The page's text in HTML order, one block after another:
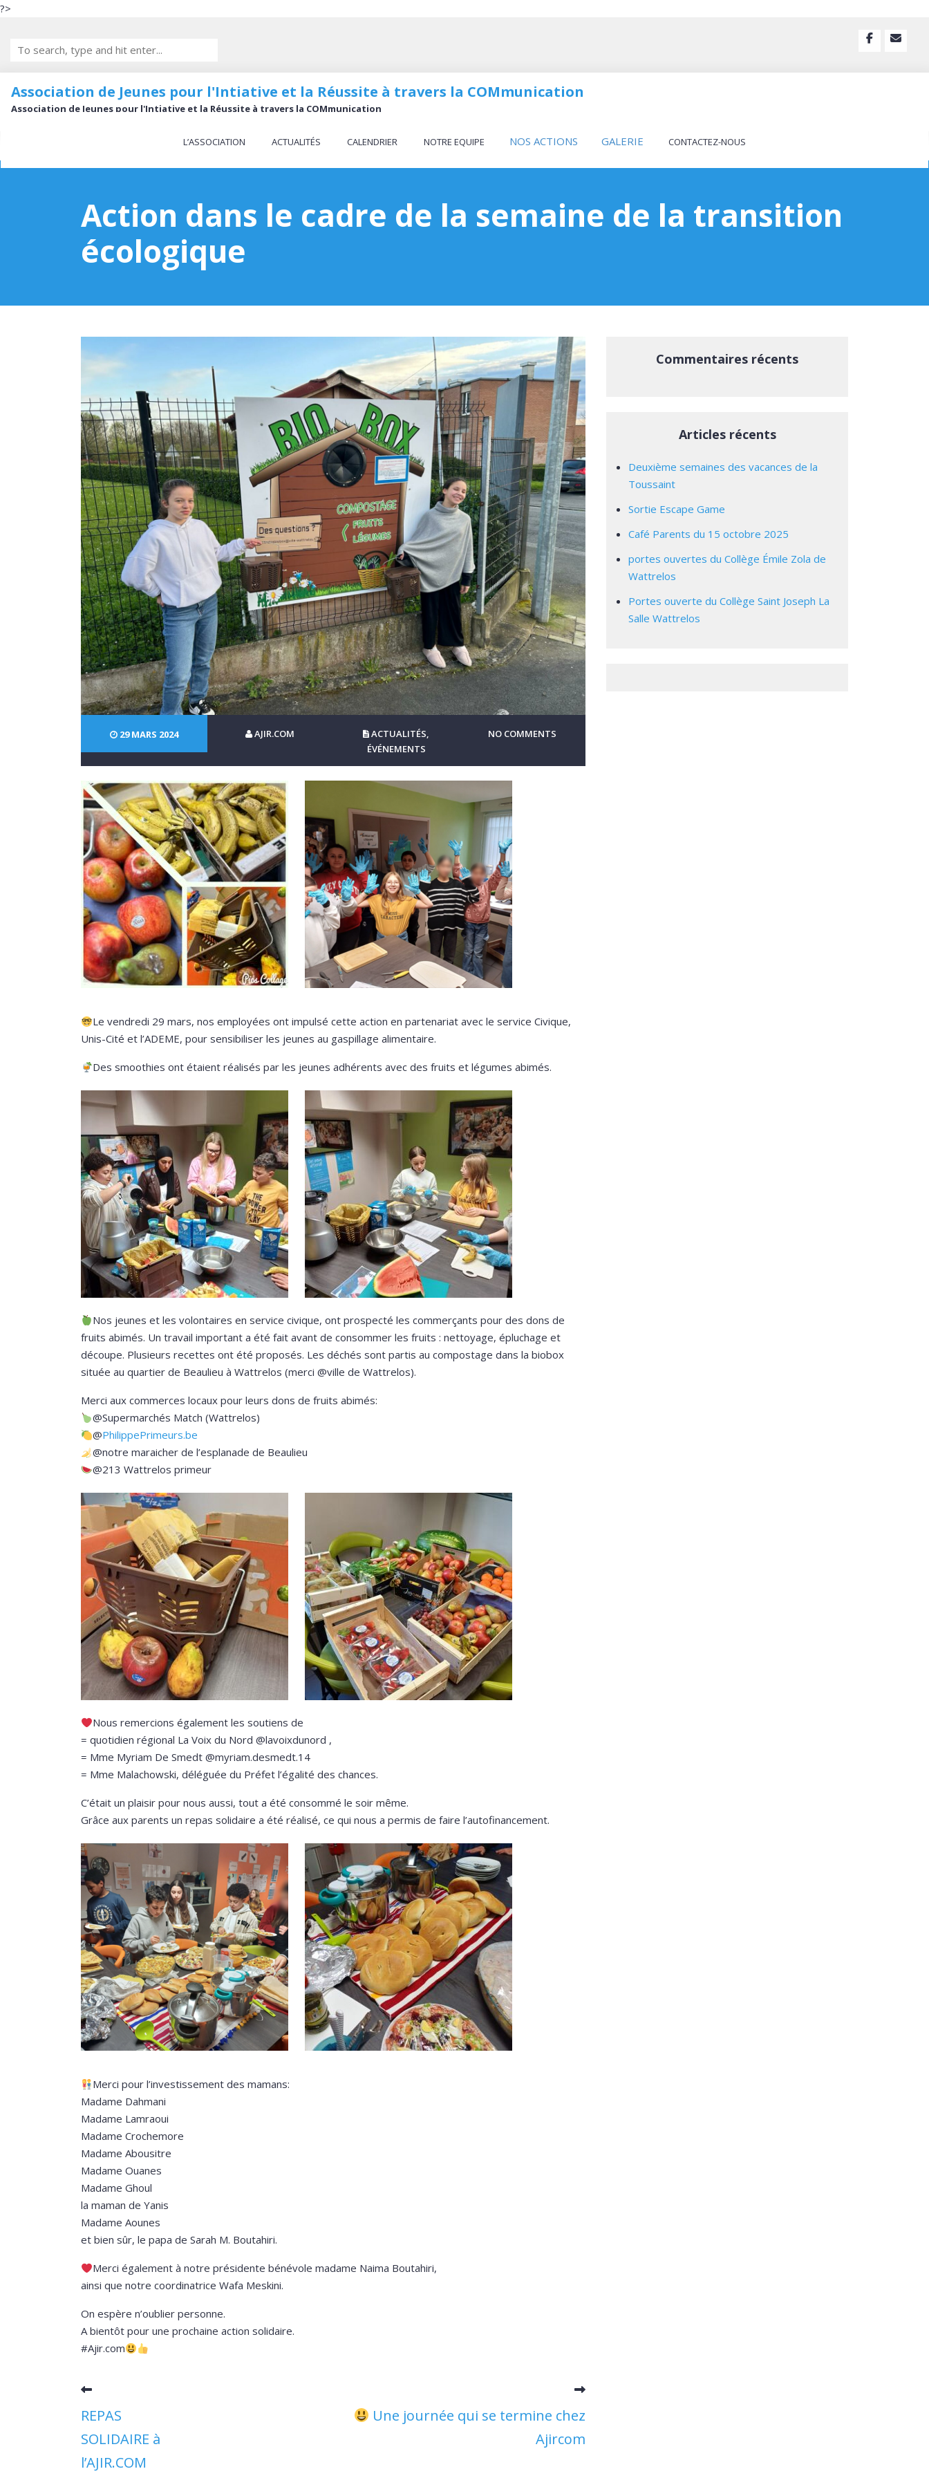
?>
Association de Jeunes pour l'Intiative et la Réussite à travers la COMmunication
Association de Jeunes pour l'Intiative et la Réussite à travers la COMmunication
L’ASSOCIATION ACTUALITÉS CALENDRIER NOTRE EQUIPE NOS ACTIONS GALERIE CONTACTEZ-NOUS
Action dans le cadre de la semaine de la transition
écologique
29 MARS 2024 AJIR.COM ACTUALITÉS,
ÉVÉNEMENTS
NO COMMENTS
Le vendredi 29 mars, nos employées ont impulsé cette action en partenariat avec le service Civique,
Unis-Cité et l’ADEME, pour sensibiliser les jeunes au gaspillage alimentaire.
Des smoothies ont étaient réalisés par les jeunes adhérents avec des fruits et légumes abimés.
Nos jeunes et les volontaires en service civique, ont prospecté les commerçants pour des dons de
fruits abimés. Un travail important a été fait avant de consommer les fruits : nettoyage, épluchage et
découpe. Plusieurs recettes ont été proposés. Les déchés sont partis au compostage dans la biobox
située au quartier de Beaulieu à Wattrelos (merci @ville de Wattrelos).
Merci aux commerces locaux pour leurs dons de fruits abimés:
@Supermarchés Match (Wattrelos)
@PhilippePrimeurs.be
@notre maraicher de l’esplanade de Beaulieu
@213 Wattrelos primeur
Nous remercions également les soutiens de
= quotidien régional La Voix du Nord @lavoixdunord ,
= Mme Myriam De Smedt @myriam.desmedt.14
= Mme Malachowski, déléguée du Préfet l’égalité des chances.
C’était un plaisir pour nous aussi, tout a été consommé le soir même.
Grâce aux parents un repas solidaire a été réalisé, ce qui nous a permis de faire l’autofinancement.
Merci pour l’investissement des mamans:
Madame Dahmani
Madame Lamraoui
Madame Crochemore
Madame Abousitre
Madame Ouanes
Madame Ghoul
la maman de Yanis
Madame Aounes
et bien sûr, le papa de Sarah M. Boutahiri.
Merci également à notre présidente bénévole madame Naima Boutahiri,
ainsi que notre coordinatrice Wafa Meskini.
On espère n’oublier personne.
A bientôt pour une prochaine action solidaire.
#Ajir.com
REPAS
SOLIDAIRE à
l’AJIR.COM
Une journée qui se termine chez
Ajircom
Commentaires récents
Articles récents
Deuxième semaines des vacances de la
Toussaint
Sortie Escape Game
Café Parents du 15 octobre 2025
portes ouvertes du Collège Émile Zola de
Wattrelos
Portes ouverte du Collège Saint Joseph La
Salle Wattrelos